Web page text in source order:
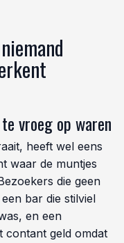
vroeg op waren
heeft wel eens
waar de muntjes
die geen
bar die stilviel
en een
contant geld omdat